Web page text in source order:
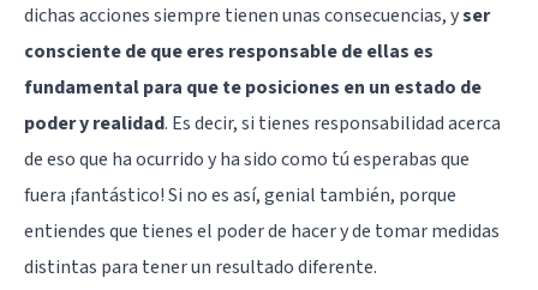
dichas acciones siempre tienen unas consecuencias, yser
consciente de que eres responsable de ellas es
fundamental para que te posiciones en un estado de
poder y realidad. Es decir, si tienes responsabilidad acerca
de eso que ha ocurrido y ha sido como tú esperabas que
fuera ¡fantástico! Si no es así, genial también, porque
entiendes que tienes el poder de hacer y de tomar medidas
distintas para tener un resultado diferente.